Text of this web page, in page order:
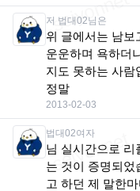
저 법대02님은
위 글에서는 남보
운운하며 욕하더
지도 못하는 사람
정말
2013-02-03
법대02여자
님 실시간으로 리
는 것이 증명되었
고 하던 제 말한